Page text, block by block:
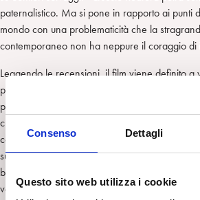
Consenso Dettagli
Questo sito web utilizza i cookie
paternalistico. Ma si pone in rapporto ai punti
mondo con una problematicità che la
contemporaneo non ha neppure il coraggio di
Leggendo le recensioni, il film viene definito a
parere è che la lentezza del film di Redford
psicologica dei personaggi e a una visione
che è invitato a pensare quel che vede e che
contemporanei spesso, per esigenze di
susseguono senza sosta, come se
beta, nel lessico bioniano, esperienze
vede senza riuscire a mettere in una forma